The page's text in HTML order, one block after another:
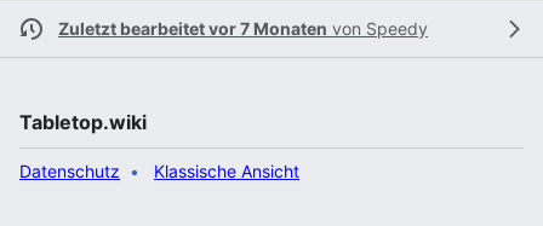
Zuletzt bearbeitet vor 7 Monaten von Speedy
Tabletop.wiki
Datenschutz Klassische Ansicht